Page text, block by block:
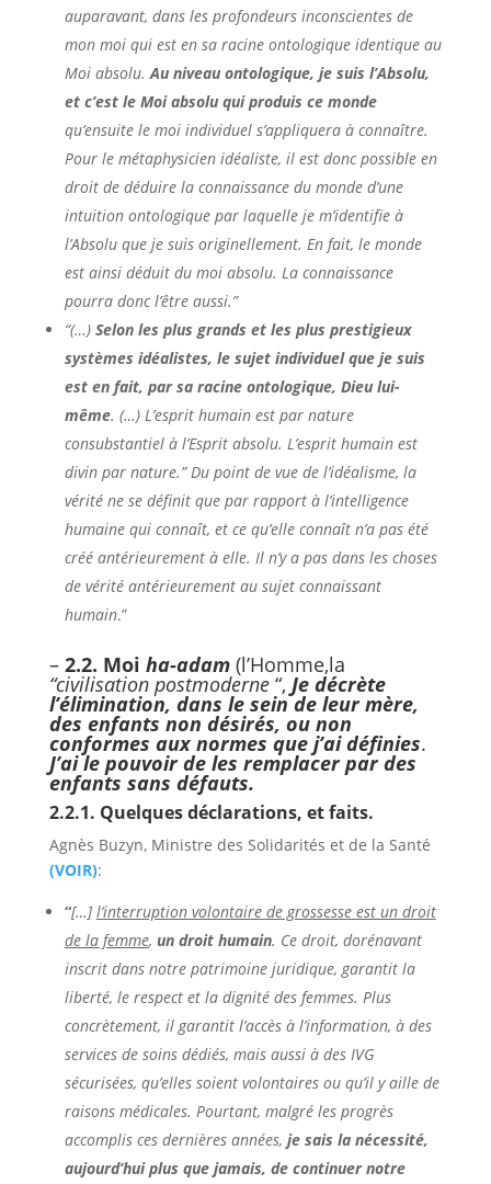
auparavant, dans les profondeurs inconscientes de
mon moi qui est en sa racine ontologique identique au
Moi absolu. Au niveau ontologique, je suis l’Absolu,
et c’est le Moi absolu qui produis ce monde
qu’ensuite le moi individuel s’appliquera à connaître.
Pour le métaphysicien idéaliste, il est donc possible en
droit de déduire la connaissance du monde d’une
intuition ontologique par laquelle je m’identifie à
l’Absolu que je suis originellement. En fait, le monde
est ainsi déduit du moi absolu. La connaissance
pourra donc l’être aussi.”
“(…) Selon les plus grands et les plus prestigieux
systèmes idéalistes, le sujet individuel que je suis
est en fait, par sa racine ontologique, Dieu lui-
même. (…) L’esprit humain est par nature
consubstantiel à l’Esprit absolu. L’esprit humain est
divin par nature.” Du point de vue de l’idéalisme, la
vérité ne se définit que par rapport à l’intelligence
humaine qui connaît, et ce qu’elle connaît n’a pas été
créé antérieurement à elle. Il n’y a pas dans les choses
de vérité antérieurement au sujet connaissant
humain.”
– 2.2. Moi ha-adam (l’Homme,la
“civilisation postmoderne “, Je décrète
l’élimination, dans le sein de leur mère,
des enfants non désirés, ou non
conformes aux normes que j’ai définies.
J’ai le pouvoir de les remplacer par des
enfants sans défauts.
2.2.1. Quelques déclarations, et faits.
Agnès Buzyn, Ministre des Solidarités et de la Santé
(VOIR):
“[…] l’interruption volontaire de grossesse est un droit
de la femme, un droit humain. Ce droit, dorénavant
inscrit dans notre patrimoine juridique, garantit la
liberté, le respect et la dignité des femmes. Plus
concrètement, il garantit l’accès à l’information, à des
services de soins dédiés, mais aussi à des IVG
sécurisées, qu’elles soient volontaires ou qu’il y aille de
raisons médicales. Pourtant, malgré les progrès
accomplis ces dernières années, je sais la nécessité,
aujourd’hui plus que jamais, de continuer notre